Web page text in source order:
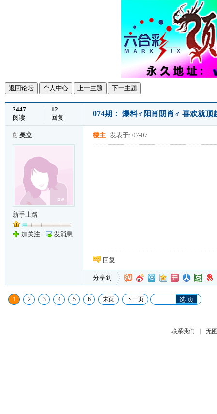
返回论坛 个人中心 上一主题 下一主题
3447
阅读
12
回复
074期： 爆料♂阳肖阴肖♂ 喜欢就顶
吴立
新手上路
加关注 发消息
楼主 发表于: 07-07
回复
分享到
1 2 3 4 5 6 末页 下一页 选 页
联系我们 | 无